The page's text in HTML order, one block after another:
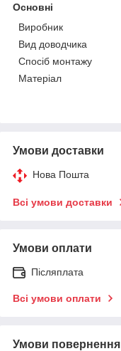
Основні
Виробник
Вид доводчика
Спосіб монтажу
Матеріал
Умови доставки
Нова Пошта
Всі умови доставки
Умови оплати
Післяплата
Всі умови оплати
Умови повернення